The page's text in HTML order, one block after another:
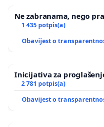
Ne zabranama, nego
1 435 potpis(a)
Obavijest o
Inicijativa za
2 781 potpis(a)
Obavijest o